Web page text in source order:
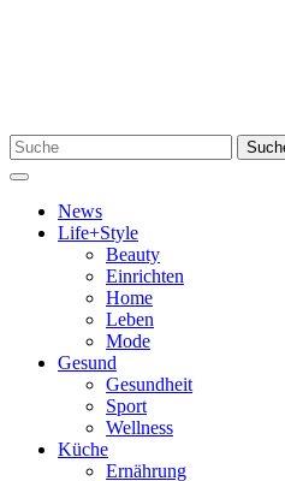
Suchen
nach:
Menü
News
Life+Style
Beauty
Einrichten
Home
Leben
Mode
Gesund
Gesundheit
Sport
Wellness
Küche
Ernährung